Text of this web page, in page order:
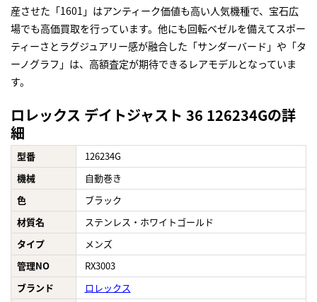
産させた「1601」はアンティーク価値も高い人気機種で、宝石広
場でも高価買取を行っています。他にも回転ベゼルを備えてスポー
ティーさとラグジュアリー感が融合した「サンダーバード」や「タ
ーノグラフ」は、高額査定が期待できるレアモデルとなっていま
す。
ロレックス デイトジャスト 36 126234Gの詳
細
型番
126234G
機械
自動巻き
色
ブラック
材質名
ステンレス・ホワイトゴールド
タイプ
メンズ
管理NO
RX3003
ブランド
ロレックス